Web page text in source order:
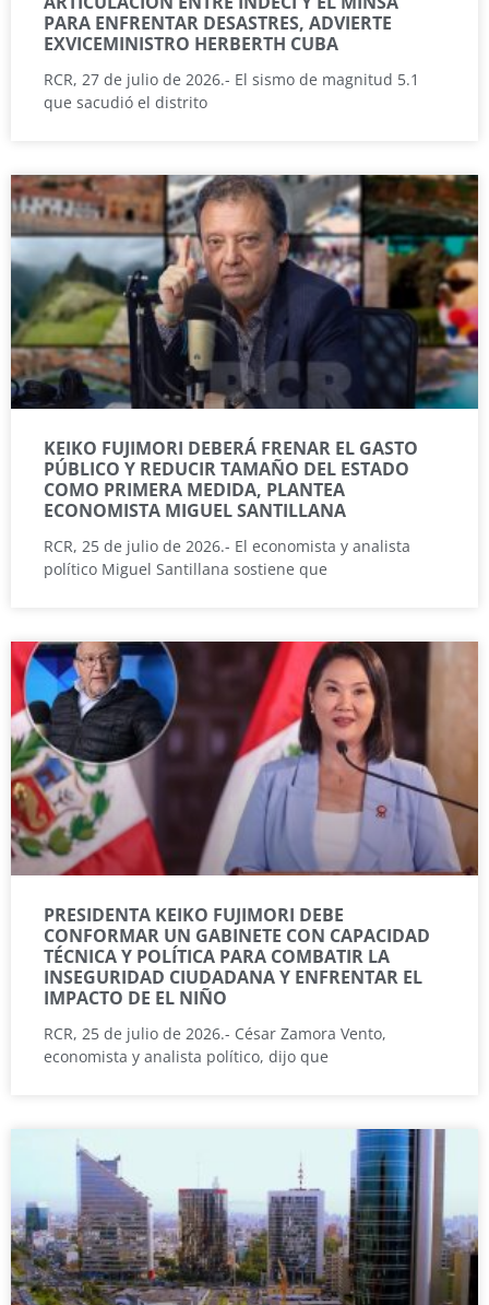
PARA ENFRENTAR DESASTRES, ADVIERTE
EXVICEMINISTRO HERBERTH CUBA
RCR, 27 de julio de 2026.- El sismo de magnitud 5.1
que sacudió el distrito
KEIKO FUJIMORI DEBERÁ FRENAR EL GASTO
PÚBLICO Y REDUCIR TAMAÑO DEL ESTADO
COMO PRIMERA MEDIDA, PLANTEA
ECONOMISTA MIGUEL SANTILLANA
RCR, 25 de julio de 2026.- El economista y analista
político Miguel Santillana sostiene que
PRESIDENTA KEIKO FUJIMORI DEBE
CONFORMAR UN GABINETE CON CAPACIDAD
TÉCNICA Y POLÍTICA PARA COMBATIR LA
INSEGURIDAD CIUDADANA Y ENFRENTAR EL
IMPACTO DE EL NIÑO
RCR, 25 de julio de 2026.- César Zamora Vento,
economista y analista político, dijo que